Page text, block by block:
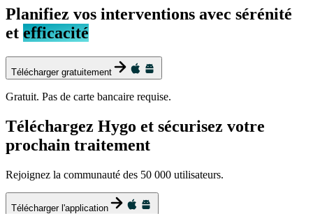
Planifiez vos interventions avec sérénité
et efficacité
Télécharger gratuitement
Gratuit. Pas de carte bancaire requise.
Téléchargez Hygo et sécurisez votre
prochain traitement
Rejoignez la communauté des 50 000 utilisateurs.
Télécharger l'application